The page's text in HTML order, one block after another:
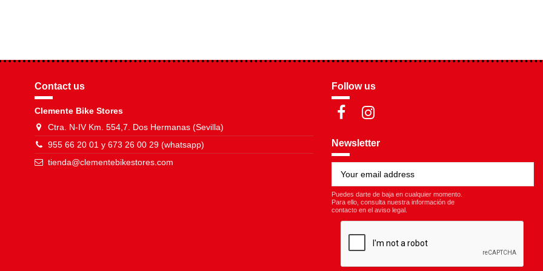
Contact us
Clemente Bike Stores
Ctra. N-IV Km. 554,7. Dos Hermanas (Sevilla)
955 66 20 01 y 673 26 00 29 (whatsapp)
tienda@clementebikestores.com
Follow us
Newsletter
Puedes darte de baja en cualquier momento.
Para ello, consulta nuestra información de
contacto en el aviso legal.